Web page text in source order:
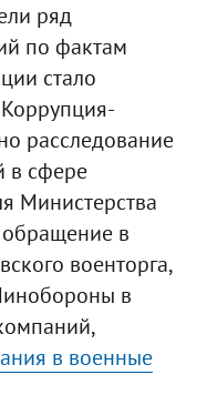
ряд
по фактам
стало
расследование
в сфере
Министерства
в
военторга,
в
в военные